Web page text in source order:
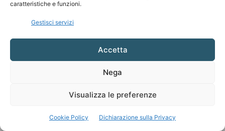
caratteristiche e funzioni.
Gestisci servizi
Accetta
Nega
Visualizza le preferenze
Cookie Policy Dichiarazione sulla Privacy